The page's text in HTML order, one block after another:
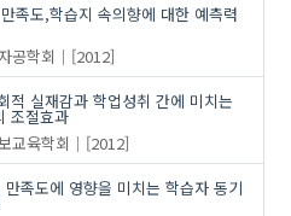
족도,학습지 속의향에 대한 예측력
공학회
[2012]
적 실재감과 학업성취 간에 미치는
조절효과
교육학회
[2012]
족도에 영향을 미치는 학습자 동기